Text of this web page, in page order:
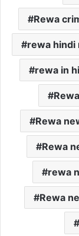
Rewa
rewa hindi
rewa in
Rewa
Rewa
rewa
Rewa